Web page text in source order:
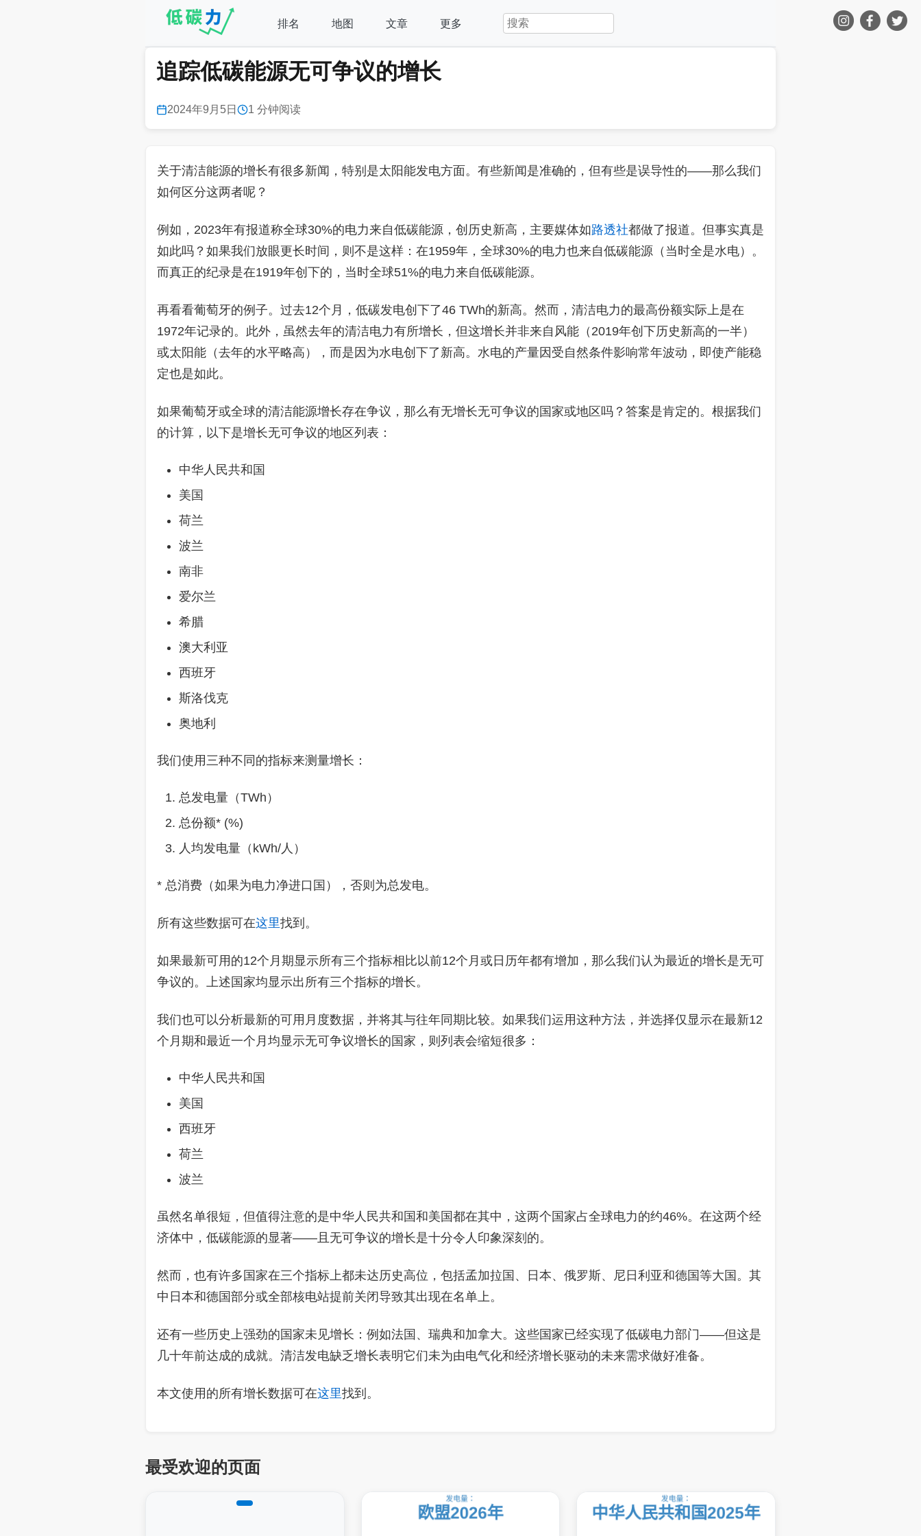
排名 地图 文章 更多
追踪低碳能源无可争议的增长
2024年9月5日 1 分钟阅读
关于清洁能源的增长有很多新闻，特别是太阳能发电方面。有些新闻是准确的，但有些是误导性的——那么我们
如何区分这两者呢？
例如，2023年有报道称全球30%的电力来自低碳能源，创历史新高，主要媒体如路透社都做了报道。但事实真是
如此吗？如果我们放眼更长时间，则不是这样：在1959年，全球30%的电力也来自低碳能源（当时全是水电）。
而真正的纪录是在1919年创下的，当时全球51%的电力来自低碳能源。
再看看葡萄牙的例子。过去12个月，低碳发电创下了46 TWh的新高。然而，清洁电力的最高份额实际上是在
1972年记录的。此外，虽然去年的清洁电力有所增长，但这增长并非来自风能（2019年创下历史新高的一半）
或太阳能（去年的水平略高），而是因为水电创下了新高。水电的产量因受自然条件影响常年波动，即使产能稳
定也是如此。
如果葡萄牙或全球的清洁能源增长存在争议，那么有无增长无可争议的国家或地区吗？答案是肯定的。根据我们
的计算，以下是增长无可争议的地区列表：
中华人民共和国
美国
荷兰
波兰
南非
爱尔兰
希腊
澳大利亚
西班牙
斯洛伐克
奥地利
我们使用三种不同的指标来测量增长：
总发电量（TWh）
总份额* (%)
人均发电量（kWh/人）
* 总消费（如果为电力净进口国），否则为总发电。
所有这些数据可在这里找到。
如果最新可用的12个月期显示所有三个指标相比以前12个月或日历年都有增加，那么我们认为最近的增长是无可
争议的。上述国家均显示出所有三个指标的增长。
我们也可以分析最新的可用月度数据，并将其与往年同期比较。如果我们运用这种方法，并选择仅显示在最新12
个月期和最近一个月均显示无可争议增长的国家，则列表会缩短很多：
中华人民共和国
美国
西班牙
荷兰
波兰
虽然名单很短，但值得注意的是中华人民共和国和美国都在其中，这两个国家占全球电力的约46%。在这两个经
济体中，低碳能源的显著——且无可争议的增长是十分令人印象深刻的。
然而，也有许多国家在三个指标上都未达历史高位，包括孟加拉国、日本、俄罗斯、尼日利亚和德国等大国。其
中日本和德国部分或全部核电站提前关闭导致其出现在名单上。
还有一些历史上强劲的国家未见增长：例如法国、瑞典和加拿大。这些国家已经实现了低碳电力部门——但这是
几十年前达成的成就。清洁发电缺乏增长表明它们未为由电气化和经济增长驱动的未来需求做好准备。
本文使用的所有增长数据可在这里找到。
最受欢迎的页面